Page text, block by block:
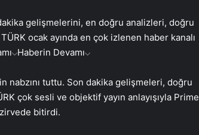
gelişmelerini, en doğru analizleri, doğru
ocak ayında en çok izlenen haber kanalı
Haberin Devamı
nabzını tuttu. Son dakika gelişmeleri, doğru
çok sesli ve objektif yayın anlayışıyla Prime
zirvede bitirdi.
Google Maps Yorum Satın Al